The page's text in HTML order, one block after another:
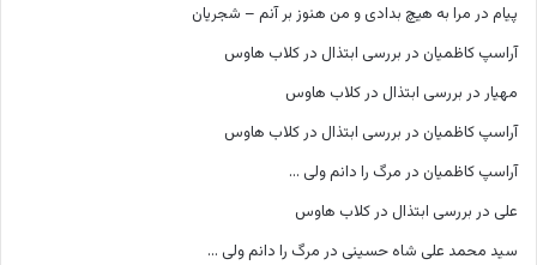
پیام در مرا به هیچ بدادی و من هنوز بر آنم – شجریان
آراسپ کاظمیان در بررسی ابتذال در کلاب هاوس
مهیار در بررسی ابتذال در کلاب هاوس
آراسپ کاظمیان در بررسی ابتذال در کلاب هاوس
آراسپ کاظمیان در مرگ را دانم ولی …
علی در بررسی ابتذال در کلاب هاوس
سید محمد علی شاه حسینی در مرگ را دانم ولی …